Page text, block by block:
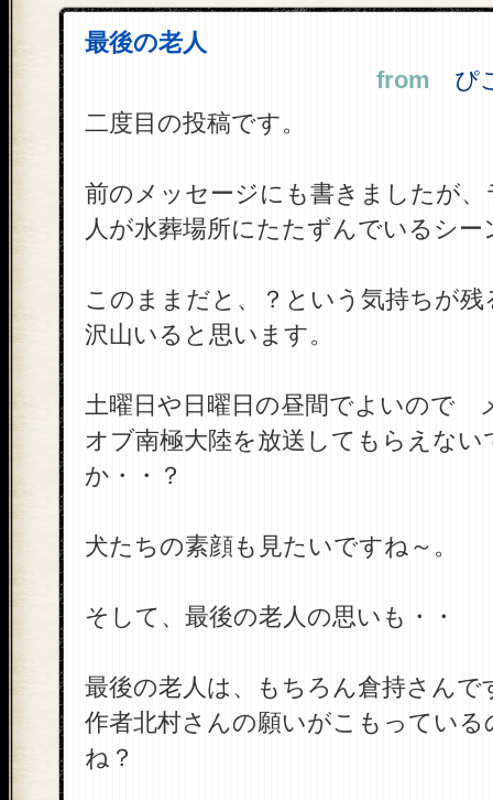
最後の老人
from ぴ
二度目の投稿です。
前のメッセージにも書きましたが、
人が水葬場所にたたずんでいるシー
このままだと、？という気持ちが
沢山いると思います。
土曜日や日曜日の昼間でよいので
オブ南極大陸を放送してもらえない
か・・？
犬たちの素顔も見たいですね～。
そして、最後の老人の思いも・・
最後の老人は、もちろん倉持さんで
作者北村さんの願いがこもっている
ね？